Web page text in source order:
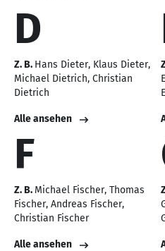
D
Z. B. Hans Dieter Klaus Dieter
Michael Dietrich Christian
Dietrich
Alle ansehen
F
Z. B. Michael Fischer Thomas
Fischer Andreas Fischer
Christian Fischer
Alle ansehen